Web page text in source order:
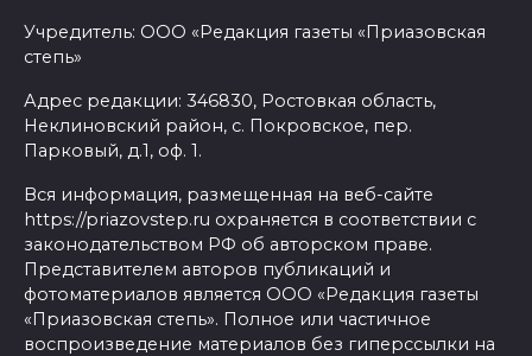
Учредитель: ООО «Редакция газеты «Приазовская
степь»
Адрес редакции: 346830, Ростовкая область,
Неклиновский район, с. Покровское, пер.
Парковый, д.1, оф. 1.
Вся информация, размещенная на веб-сайте
https://priazovstep.ru охраняется в соответствии с
законодательством РФ об авторском праве.
Представителем авторов публикаций и
фотоматериалов является ООО «Редакция газеты
«Приазовская степь». Полное или частичное
воспроизведение материалов без гиперссылки на